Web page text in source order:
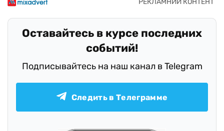
Оставайтесь в курсе последних
событий!
Подписывайтесь на наш канал в Telegram
Следить в Телеграмме